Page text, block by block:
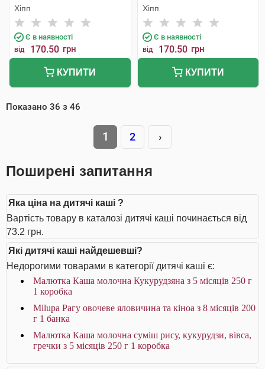
Хіпп
Є в наявності
від 170.50 грн
КУПИТИ
200 г 1 коробка
Хіпп
Є в наявності
від 170.50 грн
КУПИТИ
Показано 36 з 46
1 2 ›
Поширені запитання
Яка ціна на дитячі каші ?
Вартість товару в каталозі дитячі каші починається від
73.2 грн.
Які дитячі каші найдешевші?
Недорогими товарами в категорії дитячі каші є:
Малютка Каша молочна Кукурудзяна з 5 місяців 250 г
1 коробка
Milupa Рагу овочеве яловичина та кіноа з 8 місяців 200
г 1 банка
Малютка Каша молочна суміш рису, кукурудзи, вівса,
гречки з 5 місяців 250 г 1 коробка